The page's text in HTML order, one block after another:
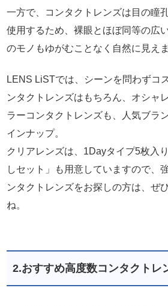
一方で、コンタクトレンズは目の瞳
使用するため、裸眼とほぼ同等の広
のモノもゆがむことなく自然に見えま
LENS LiSTでは、シーンを問わずコ
ンタクトレンズはもちろん、オシャ
ラーコンタクトレンズも、人気ブラ
インナップ。
クリアレンズは、1Dayタイプ5枚入
しセット」も用意していますので、
ンタクトレンズをお探しの方は、ぜ
ね。
2.おすすめ高度数コンタクトレ